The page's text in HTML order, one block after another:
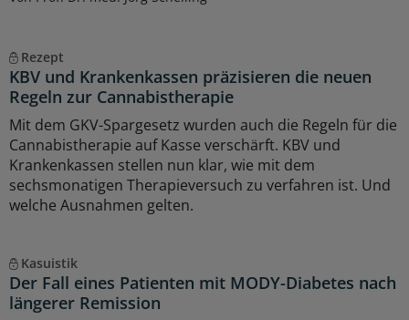
Rezept
KBV und Krankenkassen präzisieren die neuen
Regeln zur Cannabistherapie
Mit dem GKV-Spargesetz wurden auch die Regeln für die
Cannabistherapie auf Kasse verschärft. KBV und
Krankenkassen stellen nun klar, wie mit dem
sechsmonatigen Therapieversuch zu verfahren ist. Und
welche Ausnahmen gelten.
Kasuistik
Der Fall eines Patienten mit MODY-Diabetes nach
längerer Remission